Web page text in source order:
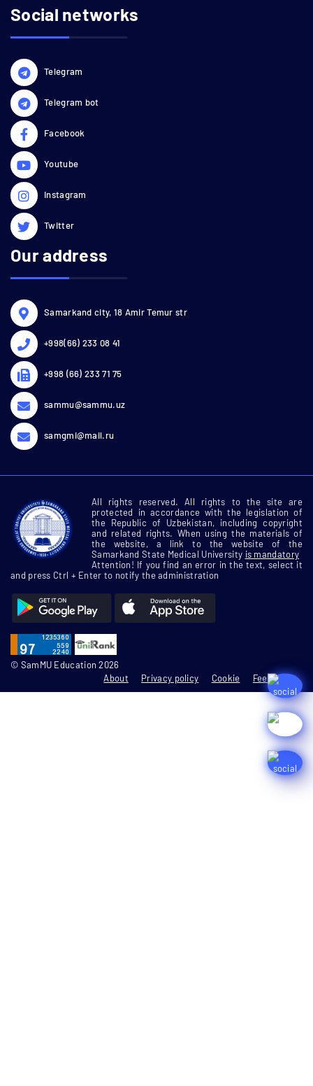
Social networks
Telegram
Telegram bot
Facebook
Youtube
Instagram
Twitter
Our address
Samarkand city, 18 Amir Temur str
+998(66) 233 08 41
+998 (66) 233 71 75
sammu@sammu.uz
samgmi@mail.ru
All rights reserved. All rights to the site are
protected in accordance with the legislation of
the Republic of Uzbekistan, including copyright
and related rights. When using the materials of
the website, a link to the website of the
Samarkand State Medical University is mandatory
Attention! If you find an error in the text, select it
and press Ctrl + Enter to notify the administration
© SamMU Education 2026
About
Privacy policy Cookie Feedbacks